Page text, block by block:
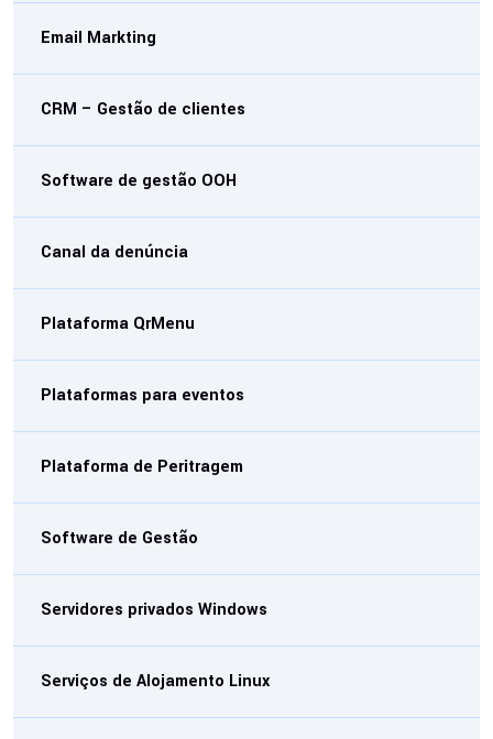
Email Markting
CRM – Gestão de clientes
Software de gestão OOH
Canal da denúncia
Plataforma QrMenu
Plataformas para eventos
Plataforma de Peritragem
Software de Gestão
Servidores privados Windows
Serviços de Alojamento Linux